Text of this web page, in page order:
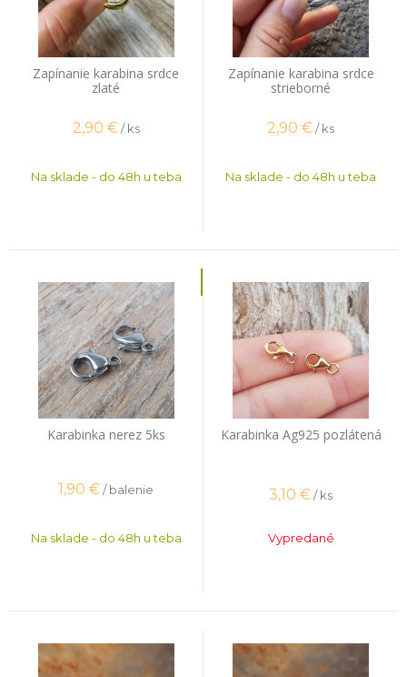
Zapínanie karabina srdce
zlaté
2,90 € / ks
Na sklade - do 48h u teba
Zapínanie karabina srdce
strieborné
2,90 €/ ks
Na sklade - do 48h u teba
Karabinka nerez 5ks
1,90 €/ balenie
Na sklade - do 48h u teba
Karabinka Ag925 pozlátená
3,10 €/ ks
Vypredané